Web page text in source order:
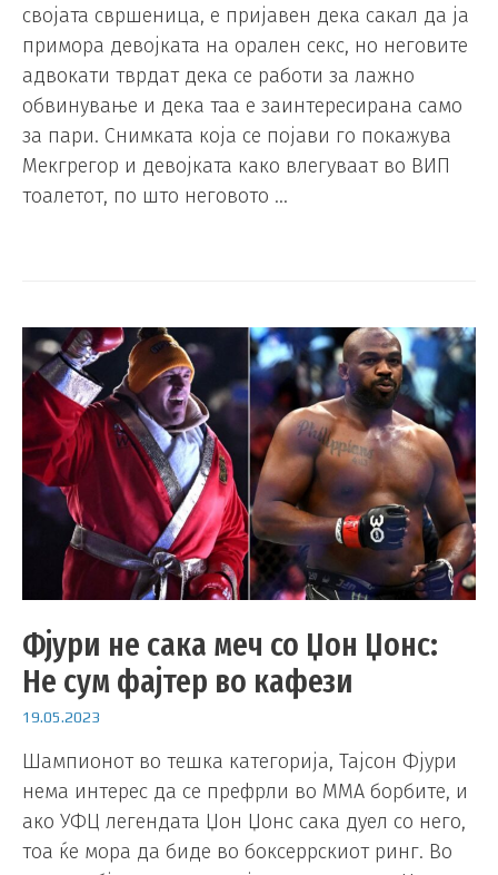
својата свршеница, е пријавен дека сакал да ја
примора девојката на орален секс, но неговите
адвокати тврдат дека се работи за лажно
обвинување и дека таа е заинтересирана само
за пари. Снимката која се појави го покажува
Мекгрегор и девојката како влегуваат во ВИП
тоалетот, по што неговото …
Фјури не сака меч со Џон Џонс:
Не сум фајтер во кафези
19.05.2023
Шампионот во тешка категорија, Тајсон Фјури
нема интерес да се префрли во ММА борбите, и
ако УФЦ легендата Џон Џонс сака дуел со него,
тоа ќе мора да биде во боксеррскиот ринг. Во